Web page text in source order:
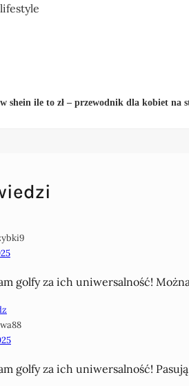
shein ile to zł – przewodnik dla kobiet na
golfy za ich uniwersalność!
golfy za ich uniwersalność!